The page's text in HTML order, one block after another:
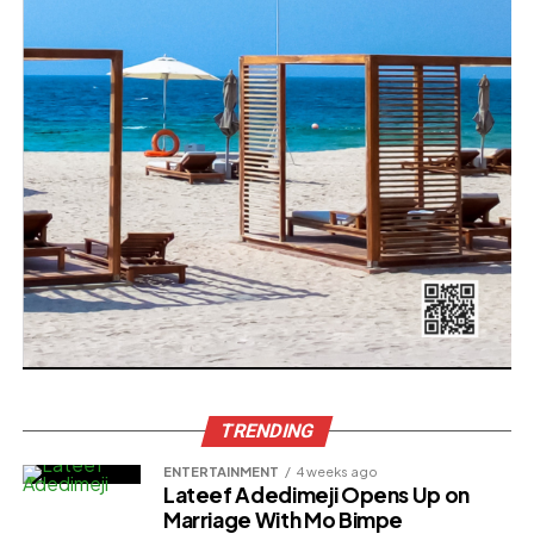
und klicken Sie auf die deutlich erkennbare Schaltfläche
“Registrieren” in der rechten oberen Ecke. Das
Anmeldeformular öffnet sich daraufhin automatisch.
Das Formular ist klar aufgebaut und fordert Sie auf,
wesentliche Daten einzutragen. Stellen Sie sicher, dass
Sie eine zuverlässige Verbindung zum Internet haben,
bevor Sie mit dem Ausfüllen beginnen.
Schritt 2: Persönliche Daten eintragen
Geben Sie Ihre persönlichen Angaben wie Vorname,
wahrheitsgemäß ein. Diese Daten sind zur späteren
Überprüfung und Auszahlungen notwendig.
TRENDING
ENTERTAINMENT 4 weeks ago
Lateef Adedimeji Opens Up on
Marriage With Mo Bimpe